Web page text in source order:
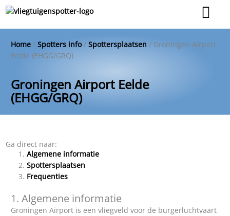
Ga
naar
de
Home/ Spotters info/ Spottersplaatsen / Groningen Airport
Eelde (EHGG/GRQ)
Groningen Airport Eelde
(EHGG/GRQ)
Ga direct naar:
Algemene informatie
Spottersplaatsen
Frequenties
1. Algemene informatie
Groningen Airport is een vliegveld voor de burgerluchtvaart